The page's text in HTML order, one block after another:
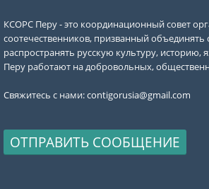
КСОРС Перу - это координационный совет
соотечественников, призванный объединять
распространять русскую культуру, историю,
Перу работают на добровольных,
Свяжитесь с нами:contigorusia@gmail.com
ОТПРАВИТЬ СООБЩЕНИЕ